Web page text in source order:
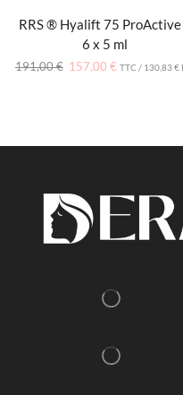
RRS ® Hyalift 75 ProActive
6 x 5 ml
191,00€ 157,00 € TTC / 130,83€